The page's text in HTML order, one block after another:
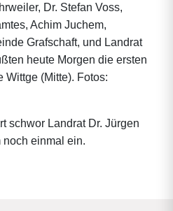
Dr. Stefan Voss,
Achim Juchem,
Grafschaft, und Landrat
heute Morgen die ersten
Wittge (Mitte). Fotos:
schwor Landrat Dr. Jürgen
noch einmal ein.